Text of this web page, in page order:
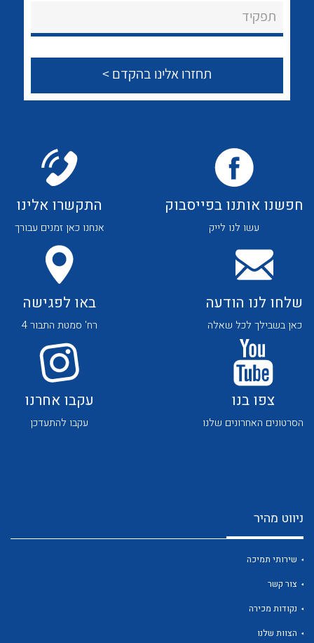
צור קשר
לכל מוצרי היצרן לכל מוצרי היצרן
תפקיד
חפשנו אותנו בפייסבוק
עשו לנו לייק
התקשרו אלינו
אנחנו כאן זמנים עבורך
שלחו לנו הודעה
כאן בשבילך לכל שאלה
באו לפגישה
רח' סמטת התבור 4
צפו בנו
הסרטונים האחרונים שלנו
עקבו אחרנו
עקבו להתעדכן
ניווט מהיר
שירותי תמיכה
צור קשר
נקודות מכירה
הצוות שלנו